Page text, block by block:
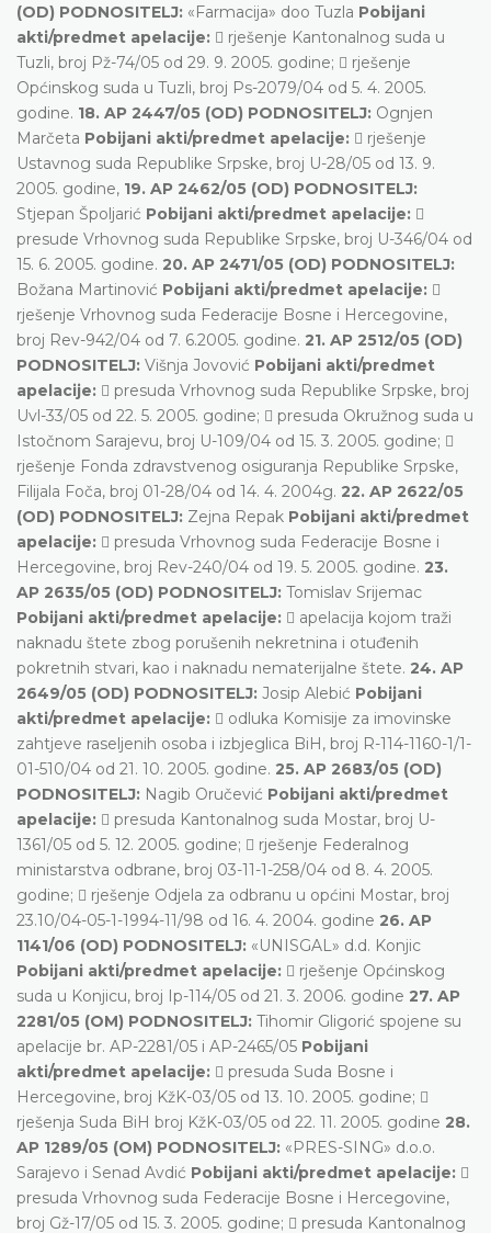
(OD) PODNOSITELJ: «Farmacija» doo Tuzla Pobijani
akti/predmet apelacije:  rješenje Kantonalnog suda u
Tuzli, broj Pž-74/05 od 29. 9. 2005. godine;  rješenje
Općinskog suda u Tuzli, broj Ps-2079/04 od 5. 4. 2005.
godine. 18. AP 2447/05 (OD) PODNOSITELJ: Ognjen
Marčeta Pobijani akti/predmet apelacije:  rješenje
Ustavnog suda Republike Srpske, broj U-28/05 od 13. 9.
2005. godine, 19. AP 2462/05 (OD) PODNOSITELJ:
Stjepan Špoljarić Pobijani akti/predmet apelacije: 
presude Vrhovnog suda Republike Srpske, broj U-346/04 od
15. 6. 2005. godine. 20. AP 2471/05 (OD) PODNOSITELJ:
Božana Martinović Pobijani akti/predmet apelacije: 
rješenje Vrhovnog suda Federacije Bosne i Hercegovine,
broj Rev-942/04 od 7. 6.2005. godine. 21. AP 2512/05 (OD)
PODNOSITELJ: Višnja Jovović Pobijani akti/predmet
apelacije:  presuda Vrhovnog suda Republike Srpske, broj
Uvl-33/05 od 22. 5. 2005. godine;  presuda Okružnog suda u
Istočnom Sarajevu, broj U-109/04 od 15. 3. 2005. godine; 
rješenje Fonda zdravstvenog osiguranja Republike Srpske,
Filijala Foča, broj 01-28/04 od 14. 4. 2004g. 22. AP 2622/05
(OD) PODNOSITELJ: Zejna Repak Pobijani akti/predmet
apelacije:  presuda Vrhovnog suda Federacije Bosne i
Hercegovine, broj Rev-240/04 od 19. 5. 2005. godine. 23.
AP 2635/05 (OD) PODNOSITELJ: Tomislav Srijemac
Pobijani akti/predmet apelacije:  apelacija kojom traži
naknadu štete zbog porušenih nekretnina i otuđenih
pokretnih stvari, kao i naknadu nematerijalne štete. 24. AP
2649/05 (OD) PODNOSITELJ: Josip Alebić Pobijani
akti/predmet apelacije:  odluka Komisije za imovinske
zahtjeve raseljenih osoba i izbjeglica BiH, broj R-114-1160-1/1-
01-510/04 od 21. 10. 2005. godine. 25. AP 2683/05 (OD)
PODNOSITELJ: Nagib Oručević Pobijani akti/predmet
apelacije:  presuda Kantonalnog suda Mostar, broj U-
1361/05 od 5. 12. 2005. godine;  rješenje Federalnog
ministarstva odbrane, broj 03-11-1-258/04 od 8. 4. 2005.
godine;  rješenje Odjela za odbranu u općini Mostar, broj
23.10/04-05-1-1994-11/98 od 16. 4. 2004. godine 26. AP
1141/06 (OD) PODNOSITELJ: «UNISGAL» d.d. Konjic
Pobijani akti/predmet apelacije:  rješenje Općinskog
suda u Konjicu, broj Ip-114/05 od 21. 3. 2006. godine 27. AP
2281/05 (OM) PODNOSITELJ: Tihomir Gligorić spojene su
apelacije br. AP-2281/05 i AP-2465/05 Pobijani
akti/predmet apelacije:  presuda Suda Bosne i
Hercegovine, broj KžK-03/05 od 13. 10. 2005. godine; 
rješenja Suda BiH broj KžK-03/05 od 22. 11. 2005. godine 28.
AP 1289/05 (OM) PODNOSITELJ: «PRES-SING» d.o.o.
Sarajevo i Senad Avdić Pobijani akti/predmet apelacije: 
presuda Vrhovnog suda Federacije Bosne i Hercegovine,
broj Gž-17/05 od 15. 3. 2005. godine;  presuda Kantonalnog